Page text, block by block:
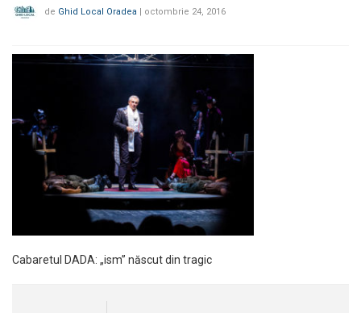
de Ghid Local Oradea | octombrie 24, 2016
Cabaretul DADA: „ism” născut din tragic